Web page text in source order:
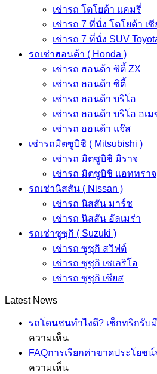
เช่ารถ โตโยต้า แคมรี่
เช่ารถ 7 ที่นั่ง โตโยต้า เ
เช่ารถ 7 ที่นั่ง SUV
รถเช่าฮอนด้า ( Honda )
เช่ารถ ฮอนด้า ซิตี้ ZX
เช่ารถ ฮอนด้า ซิตี้
เช่ารถ ฮอนด้า บริโอ
เช่ารถ ฮอนด้า บริโอ อเม
เช่ารถ ฮอนด้า แจ๊ส
เช่ารถมิตซูบิชิ ( Mitsubishi )
เช่ารถ มิตซูบิชิ มิราจ
เช่ารถ มิตซูบิชิ แอททราจ
รถเช่านิสสัน ( Nissan )
เช่ารถ นิสสัน มาร์ช
เช่ารถ นิสสัน อัลเมร่า
รถเช่าซูซุกิ ( Suzuki )
เช่ารถ ซูซุกิ สวิฟต์
เช่ารถ ซูซุกิ เซเลริโอ
เช่ารถ ซูซุกิ เซียส
Latest News
รถโดนชนทำไงดี? เช็กทริกรับ
ความเห็นบน
รถ
โดน
FAQการเรียกค่าขาดประโยช
ความเห็นบน